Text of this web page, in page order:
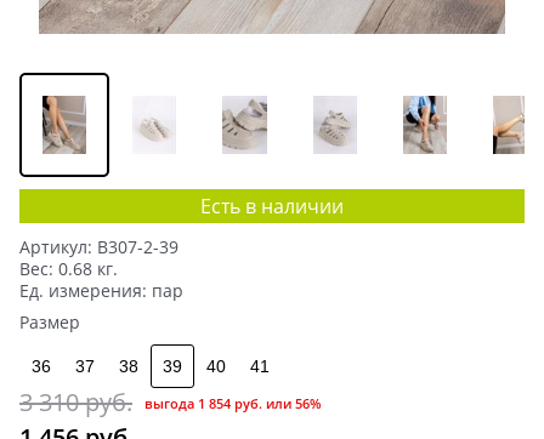
Есть в наличии
Артикул: B307-2-39
Вес: 0.68 кг.
Ед. измерения: пар
Размер
36 37 38 39 40 41
3 310 руб.
выгода 1 854 руб. или 56%